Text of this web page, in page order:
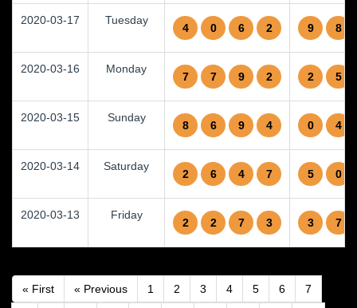
2020-03-17 Tuesday
4 0 6 2 9 8
2020-03-16 Monday
7 7 9 2 2 5
2020-03-15 Sunday
8 6 9 4 0 4
2020-03-14 Saturday
2 6 4 7 5 0
2020-03-13 Friday
2 2 7 3 3 7
« First « Previous 1 2 3 4 5 6 7